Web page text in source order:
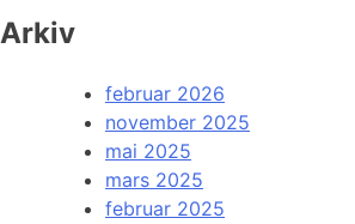
Arkiv
februar 2026
november 2025
mai 2025
mars 2025
februar 2025